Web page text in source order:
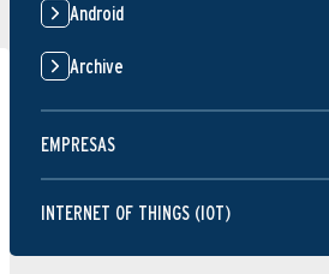
Android
Archive
EMPRESAS
INTERNET OF THINGS (IOT)